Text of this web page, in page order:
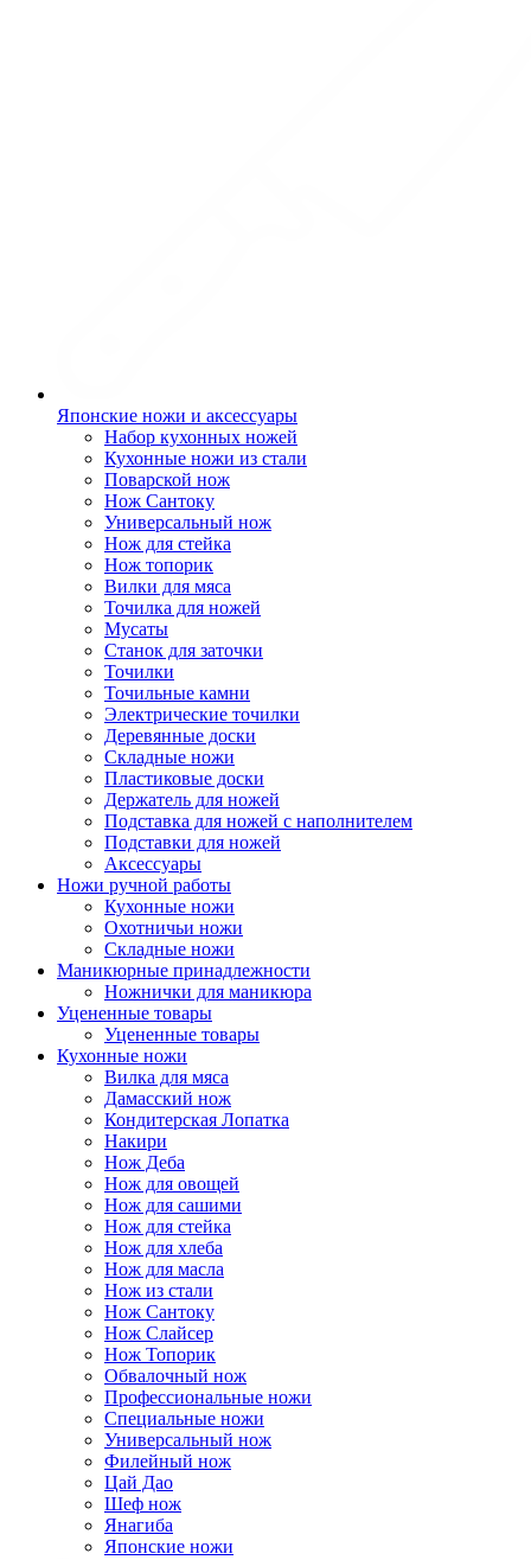
Японские ножи и аксессуары
Набор кухонных ножей
Кухонные ножи из стали
Поварской нож
Нож Сантоку
Универсальный нож
Нож для стейка
Нож топорик
Вилки для мяса
Точилка для ножей
Мусаты
Станок для заточки
Точилки
Точильные камни
Электрические точилки
Деревянные доски
Складные ножи
Пластиковые доски
Держатель для ножей
Подставка для ножей с наполнителем
Подставки для ножей
Аксессуары
Ножи ручной работы
Кухонные ножи
Охотничьи ножи
Складные ножи
Маникюрные принадлежности
Ножнички для маникюра
Уцененные товары
Уцененные товары
Кухонные ножи
Вилка для мяса
Дамасский нож
Кондитерская Лопатка
Накири
Нож Деба
Нож для овощей
Нож для сашими
Нож для стейка
Нож для хлеба
Нож для масла
Нож из стали
Нож Сантоку
Нож Слайсер
Нож Топорик
Обвалочный нож
Профессиональные ножи
Специальные ножи
Универсальный нож
Филейный нож
Цай Дао
Шеф нож
Янагиба
Японские ножи